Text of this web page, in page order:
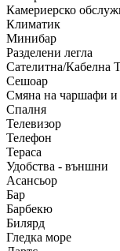
Камериерско
Климатик
Минибар
Разделени легла
Сателитна/Кабелна
Сешоар
Смяна на чаршафи и
Спалня
Телевизор
Телефон
Тераса
Удобства - външни
Асансьор
Бар
Барбекю
Билярд
Гледка море